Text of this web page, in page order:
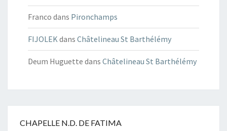
Franco dans Pironchamps
FIJOLEKdans Châtelineau St Barthélémy
Deum Huguette dans Châtelineau St Barthélémy
CHAPELLE N.D. DE FATIMA